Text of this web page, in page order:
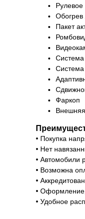
Рулевое
Обогрев
Пакет
Система
Система
Фаркоп
• Покупка
• Нет
• Автомобили
• Возможна
•
• Оформление,
• Удобное